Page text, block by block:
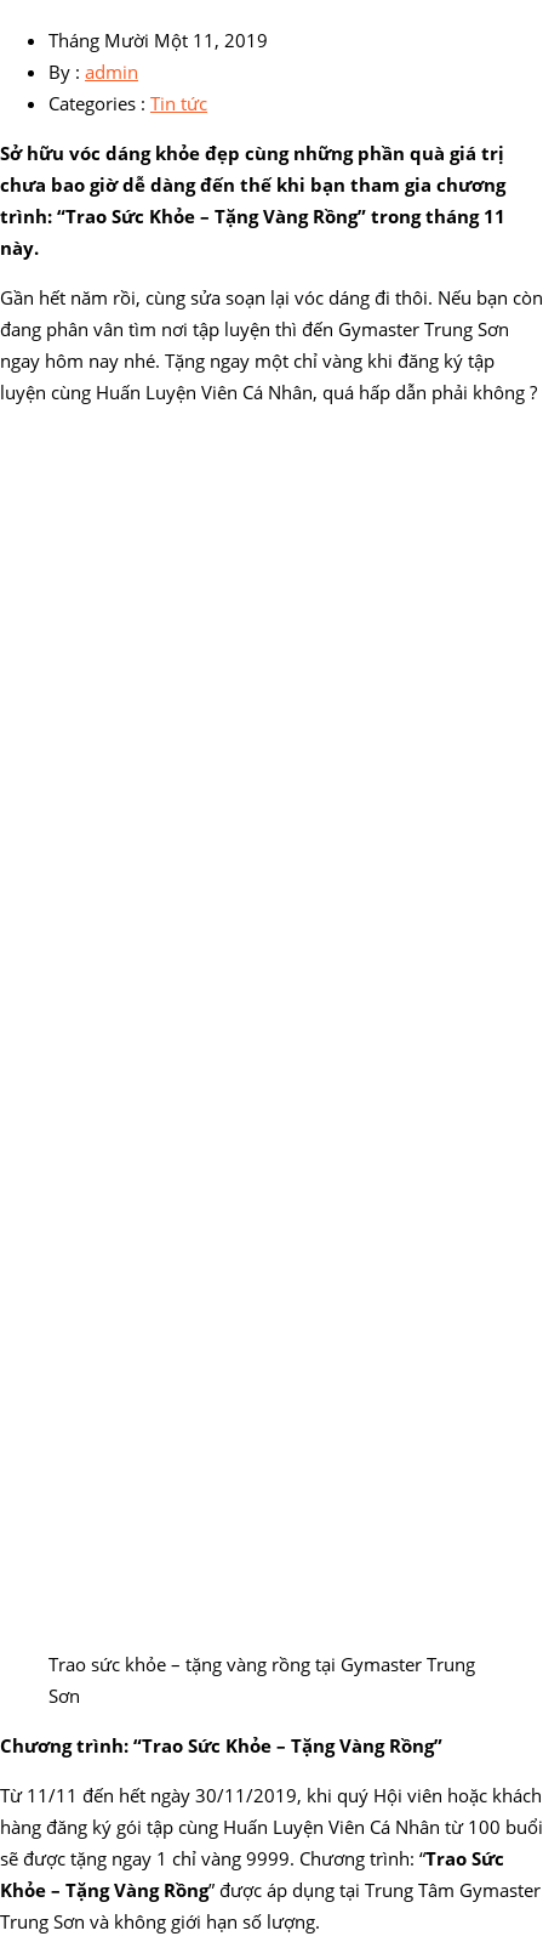
Tháng Mười Một 11, 2019
By : admin
Categories : Tin tức
Sở hữu vóc dáng khỏe đẹp cùng những phần quà giá trị
chưa bao giờ dễ dàng đến thế khi bạn tham gia chương
trình: “Trao Sức Khỏe – Tặng Vàng Rồng” trong tháng 11
này.
Gần hết năm rồi, cùng sửa soạn lại vóc dáng đi thôi. Nếu bạn còn
đang phân vân tìm nơi tập luyện thì đến Gymaster Trung Sơn
ngay hôm nay nhé. Tặng ngay một chỉ vàng khi đăng ký tập
luyện cùng Huấn Luyện Viên Cá Nhân, quá hấp dẫn phải không ?
Trao sức khỏe – tặng vàng rồng tại Gymaster Trung
Sơn
Chương trình: “Trao Sức Khỏe – Tặng Vàng Rồng”
Từ 11/11 đến hết ngày 30/11/2019, khi quý Hội viên hoặc khách
hàng đăng ký gói tập cùng Huấn Luyện Viên Cá Nhân từ 100 buổi
sẽ được tặng ngay 1 chỉ vàng 9999. Chương trình: “Trao Sức
Khỏe – Tặng Vàng Rồng” được áp dụng tại Trung Tâm Gymaster
Trung Sơn và không giới hạn số lượng.